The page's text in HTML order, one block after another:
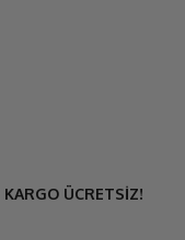
KARGO ÜCRETSİZ!